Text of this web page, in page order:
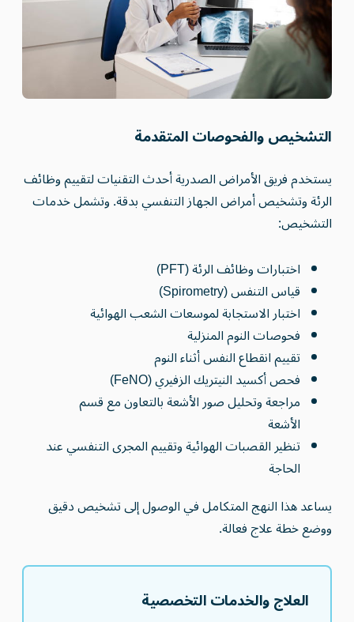
التشخيص والفحوصات المتقدمة
يستخدم فريق الأمراض الصدرية أحدث التقنيات لتقييم وظائف
الرئة وتشخيص أمراض الجهاز التنفسي بدقة. وتشمل خدمات
التشخيص:
اختبارات وظائف الرئة (PFT)
قياس التنفس (Spirometry)
اختبار الاستجابة لموسعات الشعب الهوائية
فحوصات النوم المنزلية
تقييم انقطاع النفس أثناء النوم
فحص أكسيد النيتريك الزفيري (FeNO)
مراجعة وتحليل صور الأشعة بالتعاون مع قسم
الأشعة
تنظير القصبات الهوائية وتقييم المجرى التنفسي عند
الحاجة
يساعد هذا النهج المتكامل في الوصول إلى تشخيص دقيق
ووضع خطة علاج فعالة.
العلاج والخدمات التخصصية